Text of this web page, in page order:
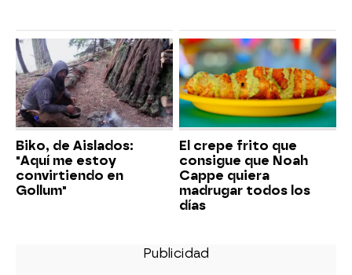
Biko, de Aislados:
"Aquí me estoy
convirtiendo en
Gollum"
El crepe frito que
consigue que Noah
Cappe quiera
madrugar todos los
días